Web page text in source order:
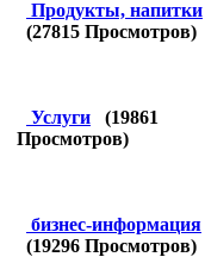
Продукты, напитки
(27815 Просмотров)
Услуги (19861
Просмотров)
бизнес-информация
(19296 Просмотров)